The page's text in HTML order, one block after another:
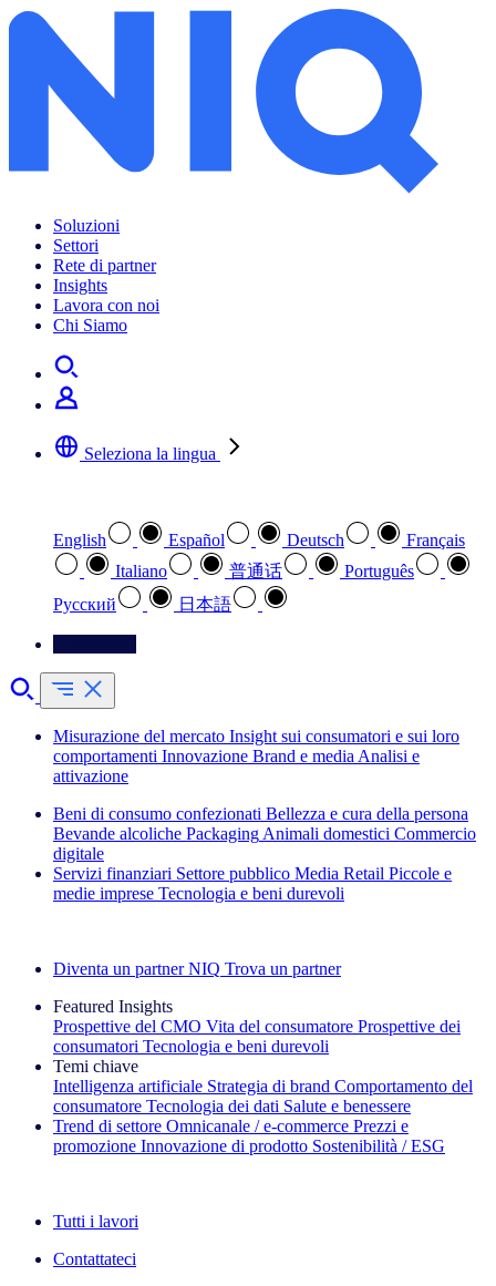
Soluzioni
Settori
Rete di partner
Insights
Lavora con noi
Chi Siamo
Seleziona la lingua
English Español Deutsch
Français
Italiano
普通话
Português
Pусский
日本語
Misurazione del mercato Insight sui consumatori e sui loro
comportamenti Innovazione Brand e media Analisi e
attivazione
Beni di consumo confezionati Bellezza e cura della persona
Bevande alcoliche Packaging Animali domestici Commercio
digitale
Servizi finanziari Settore pubblico Media Retail Piccole e
medie imprese Tecnologia e beni durevoli
Diventa un partner NIQ Trova un partner
Featured Insights
Prospettive del CMO Vita del consumatore Prospettive dei
consumatori Tecnologia e beni durevoli
Temi chiave
Intelligenza artificiale Strategia di brand Comportamento del
consumatore Tecnologia dei dati Salute e benessere
Trend di settore Omnicanale / e‑commerce Prezzi e
promozione Innovazione di prodotto Sostenibilità / ESG
Tutti i lavori
Contattateci